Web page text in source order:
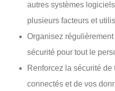
autres systèmes
plusieurs facteurs et
Organisez
sécurité pour tout le
Renforcez la sécurité
connectés et de vos